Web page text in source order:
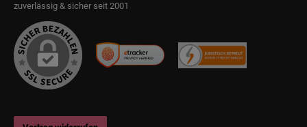
zuverlässig & sicher seit 2001